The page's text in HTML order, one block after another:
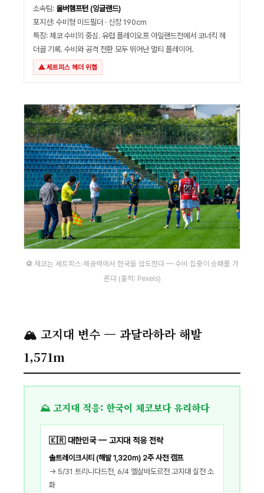
소속팀: 울버햄프턴 (잉글랜드)
포지션: 수비형 미드필더 · 신장 190cm
특징: 체코 수비의 중심. 유럽 플레이오프 아일랜드전에서 코너킥 헤
더골 기록. 수비와 공격 전환 모두 뛰어난 멀티 플레이어.
⚠ 세트피스 헤더 위협
⚽ 체코는 세트피스·제공력에서 한국을 압도한다 — 수비 집중이 승패를 가
른다 (출처: Pexels)
🏔 고지대 변수 — 과달라하라 해발
1,571m
⛰ 고지대 적응: 한국이 체코보다 유리하다
🇰🇷 대한민국 — 고지대 적응 전략
솔트레이크시티 (해발 1,320m) 2주 사전 캠프
→ 5/31 트리니다드전, 6/4 엘살바도르전 고지대 실전 소
화